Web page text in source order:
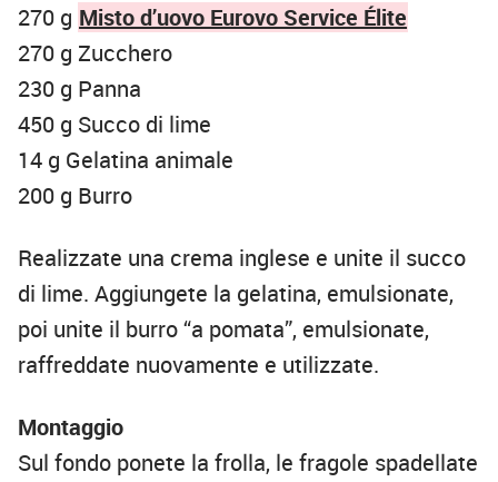
270 g Misto d’uovo Eurovo Service Élite
270 g Zucchero
230 g Panna
450 g Succo di lime
14 g Gelatina animale
200 g Burro
Realizzate una crema inglese e unite il succo
di lime. Aggiungete la gelatina, emulsionate,
poi unite il burro “a pomata”, emulsionate,
raffreddate nuovamente e utilizzate.
Montaggio
Sul fondo ponete la frolla, le fragole spadellate